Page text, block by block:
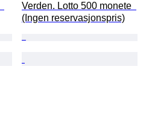
Verden. Lotto 500 monete
(Ingen reservasjonspris)